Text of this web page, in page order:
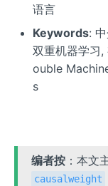
语言
Keywords:
双重机器学习
ouble
s
编者按 ：本文
causalweight